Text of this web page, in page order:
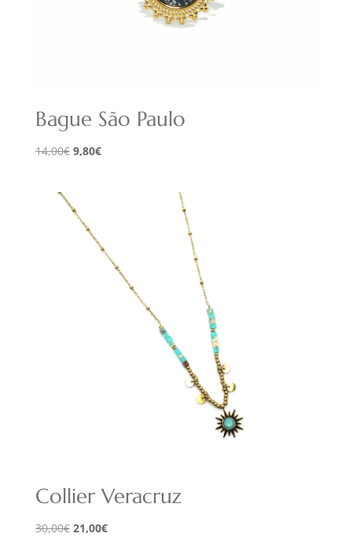
Bague São Paulo
14,00€ Le
était :
14,00€.
9,80€Le
Collier Veracruz
30,00€ Le
21,00€Le